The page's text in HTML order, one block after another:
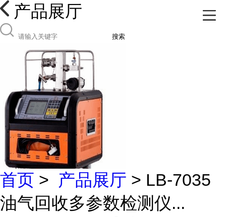
产品展厅
搜索
首页 > 产品展厅 > LB-7035
油气回收多参数检测仪...